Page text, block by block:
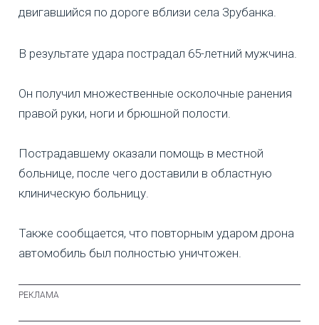
двигавшийся по дороге вблизи села Зрубанка.
В результате удара пострадал 65-летний мужчина.
Он получил множественные осколочные ранения
правой руки, ноги и брюшной полости.
Пострадавшему оказали помощь в местной
больнице, после чего доставили в областную
клиническую больницу.
Также сообщается, что повторным ударом дрона
автомобиль был полностью уничтожен.